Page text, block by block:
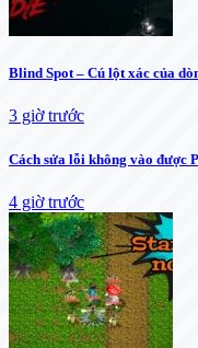
Blind Spot – Cú lột xác của
3 giờ trước
Cách sửa lỗi không vào được
4 giờ trước